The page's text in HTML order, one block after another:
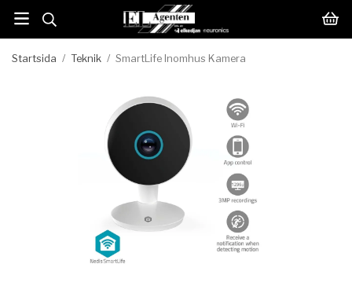
Startsida / Teknik / SmartLife Inomhus Kamera